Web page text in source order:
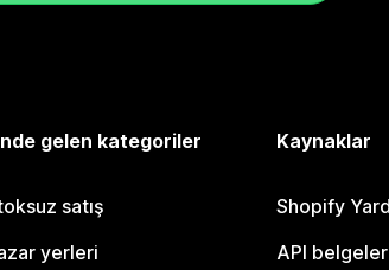
gelen kategoriler
satış
yerleri
Kaynaklar
Shopify
API